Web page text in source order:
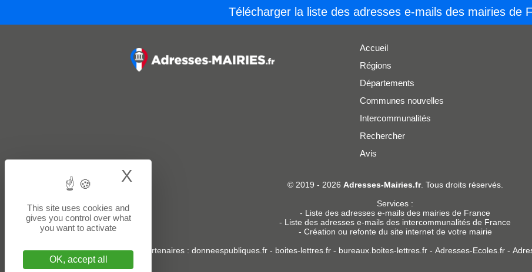
Télécharger la liste des adresses e-mails des mairies de
Accueil
Régions
Départements
Communes nouvelles
Intercommunalités
Rechercher
Avis
© 2019 - 2026 Adresses-Mairies.fr. Tous droits réservés.
Services :
- Liste des adresses e-mails des mairies de France
- Liste des adresses e-mails des intercommunalités de France
- Création ou refonte du site internet de votre mairie
Sites partenaires: donneespubliques.fr- boites-lettres.fr- bureaux.boites-lettres.fr- Adresses-Ecoles.fr-
This site uses cookies and
gives you control over what
you want to activate
OK, accept all
X